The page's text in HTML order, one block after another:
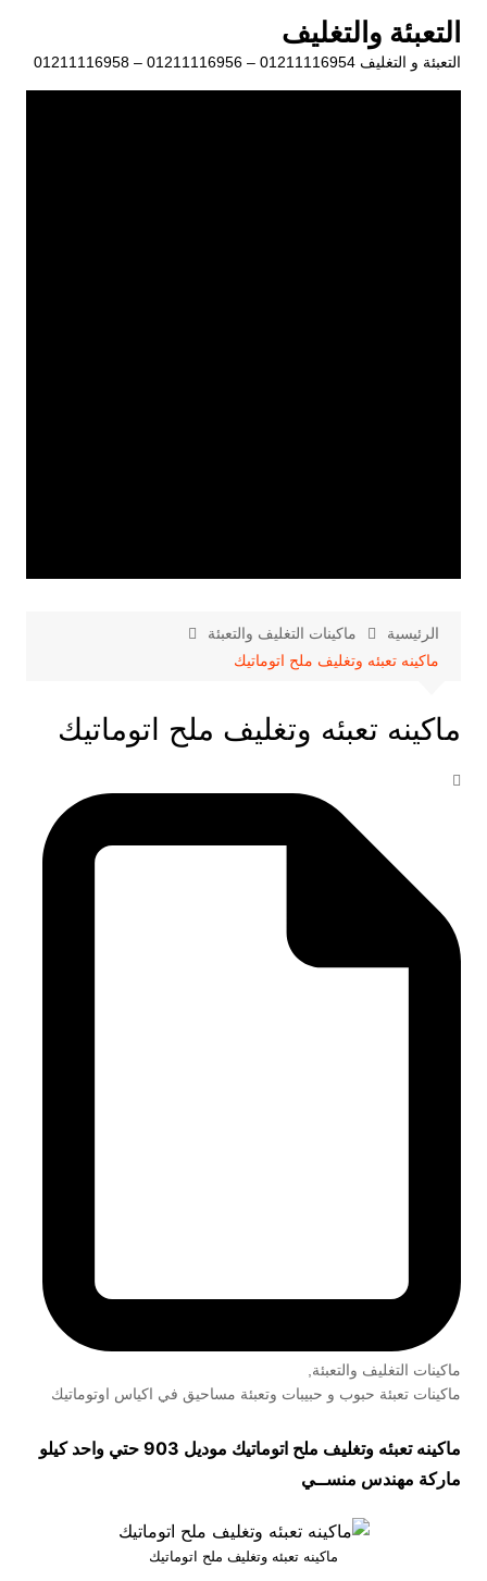
المحتوى
التعبئة والتغليف
التعبئة و التغليف 01211116954 – 01211116956 – 01211116958
الرئيسية
ماكينات التغليف والتعبئة
ماكينه تعبئه وتغليف ملح اتوماتيك
ماكينه تعبئه وتغليف ملح اتوماتيك
ماكينات التغليف والتعبئة,
ماكينات تعبئة حبوب و حبيبات وتعبئة مساحيق في اكياس اوتوماتيك
ماكينه تعبئه وتغليف ملح اتوماتيك موديل 903 حتي واحد كيلو
ماركة مهندس منســي
ماكينه تعبئه وتغليف ملح اتوماتيك